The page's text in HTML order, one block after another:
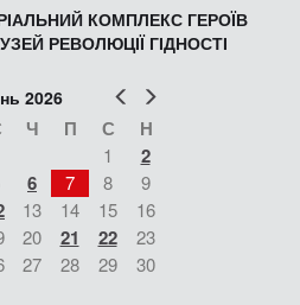
КОМПЛЕКС ГЕРОЇВ
РЕВОЛЮЦІЇ ГІДНОСТІ
Попер
2026
Ч П С Н
1 2
6 7 8
9
13 14 15
16
20 21 22
23
27 28 29
30